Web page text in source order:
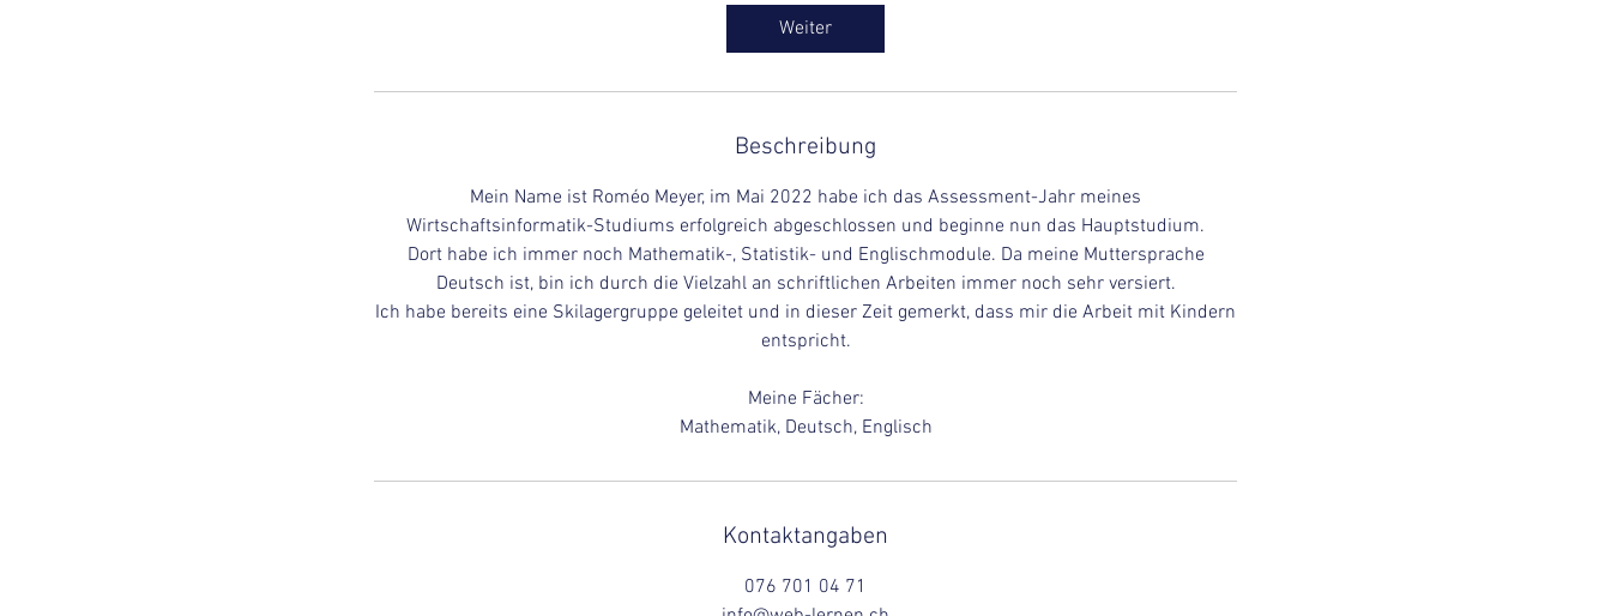
Weiter
Beschreibung
Mein Name ist Roméo Meyer, im Mai 2022 habe ich das Assessment-Jahr meines
Wirtschaftsinformatik-Studiums erfolgreich abgeschlossen und beginne nun das Hauptstudium.
Dort habe ich immer noch Mathematik-, Statistik- und Englischmodule. Da meine Muttersprache
Deutsch ist, bin ich durch die Vielzahl an schriftlichen Arbeiten immer noch sehr versiert.
Ich habe bereits eine Skilagergruppe geleitet und in dieser Zeit gemerkt, dass mir die Arbeit mit Kindern
entspricht.
Meine Fächer:
Mathematik, Deutsch, Englisch
Kontaktangaben
076 701 04 71